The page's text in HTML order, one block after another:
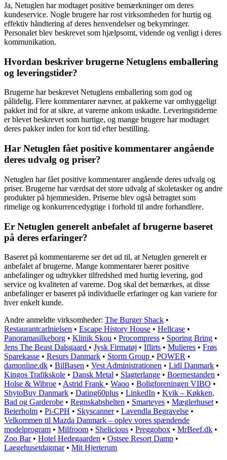
Ja, Netuglen har modtaget positive bemærkninger om deres
kundeservice. Nogle brugere har rost virksomheden for hurtig og
effektiv håndtering af deres henvendelser og bekymringer.
Personalet blev beskrevet som hjælpsomt, vidende og venligt i deres
kommunikation.
Hvordan beskriver brugerne Netuglens emballering
og leveringstider?
Brugerne har beskrevet Netuglens emballering som god og
pålidelig. Flere kommentarer nævner, at pakkerne var omhyggeligt
pakket ind for at sikre, at varerne ankom uskadte. Leveringstiderne
er blevet beskrevet som hurtige, og mange brugere har modtaget
deres pakker inden for kort tid efter bestilling.
Har Netuglen fået positive kommentarer angående
deres udvalg og priser?
Netuglen har fået positive kommentarer angående deres udvalg og
priser. Brugerne har værdsat det store udvalg af skoletasker og andre
produkter på hjemmesiden. Priserne blev også betragtet som
rimelige og konkurrencedygtige i forhold til andre forhandlere.
Er Netuglen generelt anbefalet af brugerne baseret
på deres erfaringer?
Baseret på kommentarerne ser det ud til, at Netuglen generelt er
anbefalet af brugerne. Mange kommentarer bærer positive
anbefalinger og udtrykker tilfredshed med hurtig levering, god
service og kvaliteten af varerne. Dog skal det bemærkes, at disse
anbefalinger er baseret på individuelle erfaringer og kan variere for
hver enkelt kunde.
Andre anmeldte virksomheder: The Burger Shack •
Restaurantcarlnielsen • Escape History House • Hellcase •
Panoramasilkeborg • Klinik Skou • Procompress • Sporing Bring •
Jens The Beast Dalsgaard • Jysk Firmatøj • Iflirts • Mulieres • Frøs
Sparekasse • Resurs Danmark • Storm Group • POWER •
damonline.dk • BilBasen • Vest Administrationen • Lidl Danmark •
Kingos Trafikskole • Dansk Metal • Slagterlange • Boernestanden •
Holse & Wibroe • Astrid Frank • Waoo • Boligforeningen VIBO •
ShytoBuy Danmark • Dating60plus • LinkedIn • Kvik – Køkken,
Bad og Garderobe • Regnskabshelten • Smarteyes • Mæglerhuset •
Beierholm • Pi-CPH • Skyscanner• Lavendla Begravelse •
Velkommen til Mazda Danmark – oplev vores spændende
modelprogram • Milfroom • Shelicious • Preggobox • MrBeef.dk •
Zoo Bar• Hotel Hedegaarden • Ostsee Resort Damp •
Laegehusetdagmar• Mit Hjerterum